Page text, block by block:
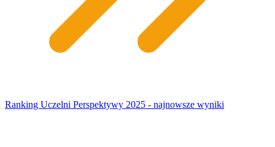
Ranking Uczelni Perspektywy 2025 - najnowsze wyniki